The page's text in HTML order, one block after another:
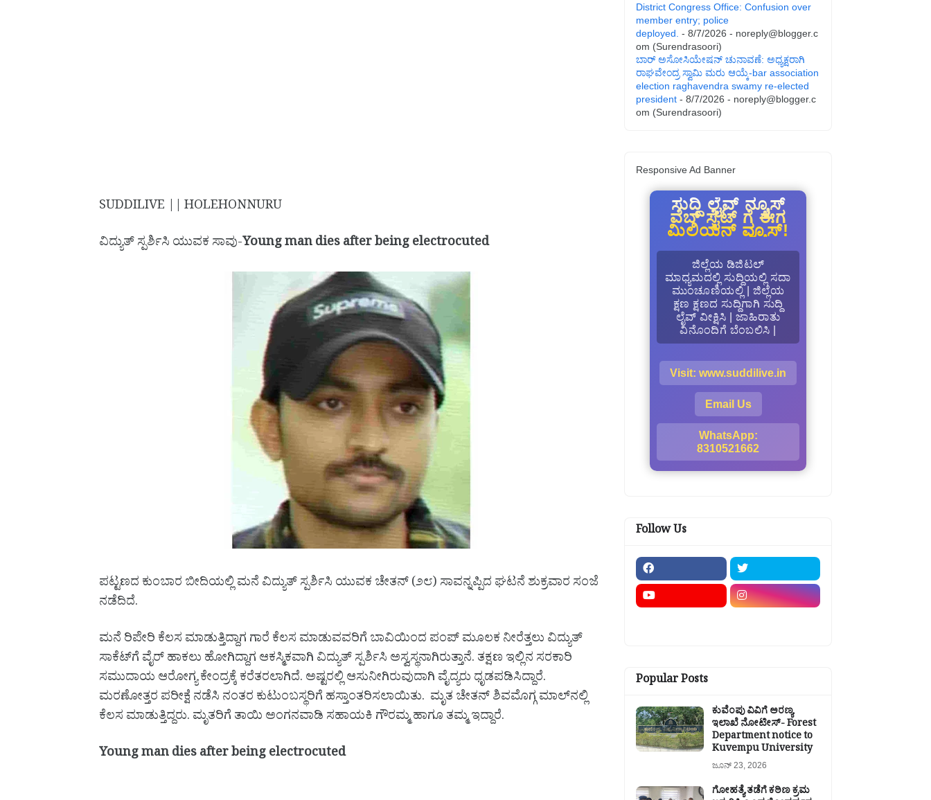
SUDDILIVE || HOLEHONNURU
ವಿದ್ಯುತ್ ಸ್ಪರ್ಶಿಸಿ ಯುವಕ ಸಾವು-Young man dies after being electrocuted
ಪಟ್ಟಣದ ಕುಂಬಾರ ಬೀದಿಯಲ್ಲಿ ಮನೆ ವಿದ್ಯುತ್ ಸ್ಪರ್ಶಿಸಿ ಯುವಕ ಚೇತನ್ (೨೮) ಸಾವನ್ನಪ್ಪಿದ ಘಟನೆ ಶುಕ್ರವಾರ ಸಂಜೆ
ನಡೆದಿದೆ.
ಮನೆ ರಿಪೇರಿ ಕೆಲಸ ಮಾಡುತ್ತಿದ್ದಾಗ ಗಾರೆ ಕೆಲಸ ಮಾಡುವವರಿಗೆ ಬಾವಿಯಿಂದ ಪಂಪ್ ಮೂಲಕ ನೀರೆತ್ತಲು ವಿದ್ಯುತ್
ಸಾಕೆಟ್‌ಗೆ ವೈರ್ ಹಾಕಲು ಹೋಗಿದ್ದಾಗ ಆಕಸ್ಮಿಕವಾಗಿ ವಿದ್ಯುತ್ ಸ್ಪರ್ಶಿಸಿ ಅಸ್ವಸ್ಥನಾಗಿರುತ್ತಾನೆ. ತಕ್ಷಣ ಇಲ್ಲಿನ ಸರಕಾರಿ
ಸಮುದಾಯ ಆರೋಗ್ಯ ಕೇಂದ್ರಕ್ಕೆ ಕರೆತರಲಾಗಿದೆ. ಅಷ್ಟರಲ್ಲಿ ಆಸುನೀಗಿರುವುದಾಗಿ ವೈದ್ಯರು ಧೃಡಪಡಿಸಿದ್ದಾರೆ.
ಮರಣೋತ್ತರ ಪರೀಕ್ಷೆ ನಡೆಸಿ ನಂತರ ಕುಟುಂಬಸ್ಥರಿಗೆ ಹಸ್ತಾಂತರಿಸಲಾಯಿತು. ಮೃತ ಚೇತನ್ ಶಿವಮೊಗ್ಗ ಮಾಲ್‌ನಲ್ಲಿ
ಕೆಲಸ ಮಾಡುತ್ತಿದ್ದರು. ಮೃತರಿಗೆ ತಾಯಿ ಅಂಗನವಾಡಿ ಸಹಾಯಕಿ ಗೌರಮ್ಮ ಹಾಗೂ ತಮ್ಮ ಇದ್ದಾರೆ.
Young man dies after being electrocuted
District Congress Office: Confusion over
member entry; police
deployed. - 8/7/2026 - noreply@blogger.c
om (Surendrasoori)
ಬಾರ್ ಅಸೋಸಿಯೇಷನ್ ಚುನಾವಣೆ: ಅಧ್ಯಕ್ಷರಾಗಿ
ರಾಘವೇಂದ್ರ ಸ್ವಾಮಿ ಮರು ಆಯ್ಕೆ-bar association
election raghavendra swamy re-elected
president - 8/7/2026 - noreply@blogger.c
om (Surendrasoori)
Responsive Ad Banner
ಸುದ್ದಿ ಲೈವ್ ನ್ಯೂಸ್
ವೆಬ್ ಸೈಟ್ ಗೆ ಈಗ
ಮಿಲಿಯನ್ ವ್ಯೂಸ್!
ಜಿಲ್ಲೆಯ ಡಿಜಿಟಲ್
ಮಾಧ್ಯಮದಲ್ಲಿ ಸುದ್ದಿಯಲ್ಲಿ ಸದಾ
ಮುಂಚೂಣಿಯಲ್ಲಿ | ಜಿಲ್ಲೆಯ
ಕ್ಷಣ ಕ್ಷಣದ ಸುದ್ದಿಗಾಗಿ ಸುದ್ದಿ
ಲೈವ್ ವೀಕ್ಷಿಸಿ | ಜಾಹಿರಾತು
ವಿನೊಂದಿಗೆ ಬೆಂಬಲಿಸಿ |
Visit: www.suddilive.in
Email Us
WhatsApp:
8310521662
Follow Us
Popular Posts
ಕುವೆಂಪು ವಿವಿಗೆ ಅರಣ್ಯ
ಇಲಾಖೆ ನೋಟೀಸ್- Forest
Department notice to
Kuvempu University
ಜೂನ್ 23, 2026
ಗೋಹತ್ಯೆ ತಡೆಗೆ ಕಠಿಣ ಕ್ರಮ